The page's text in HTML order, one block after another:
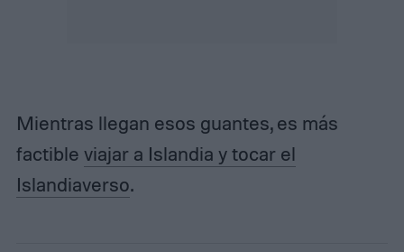
Mientras llegan esos guantes, es más
factible viajar a Islandia y tocar el
Islandiaverso.